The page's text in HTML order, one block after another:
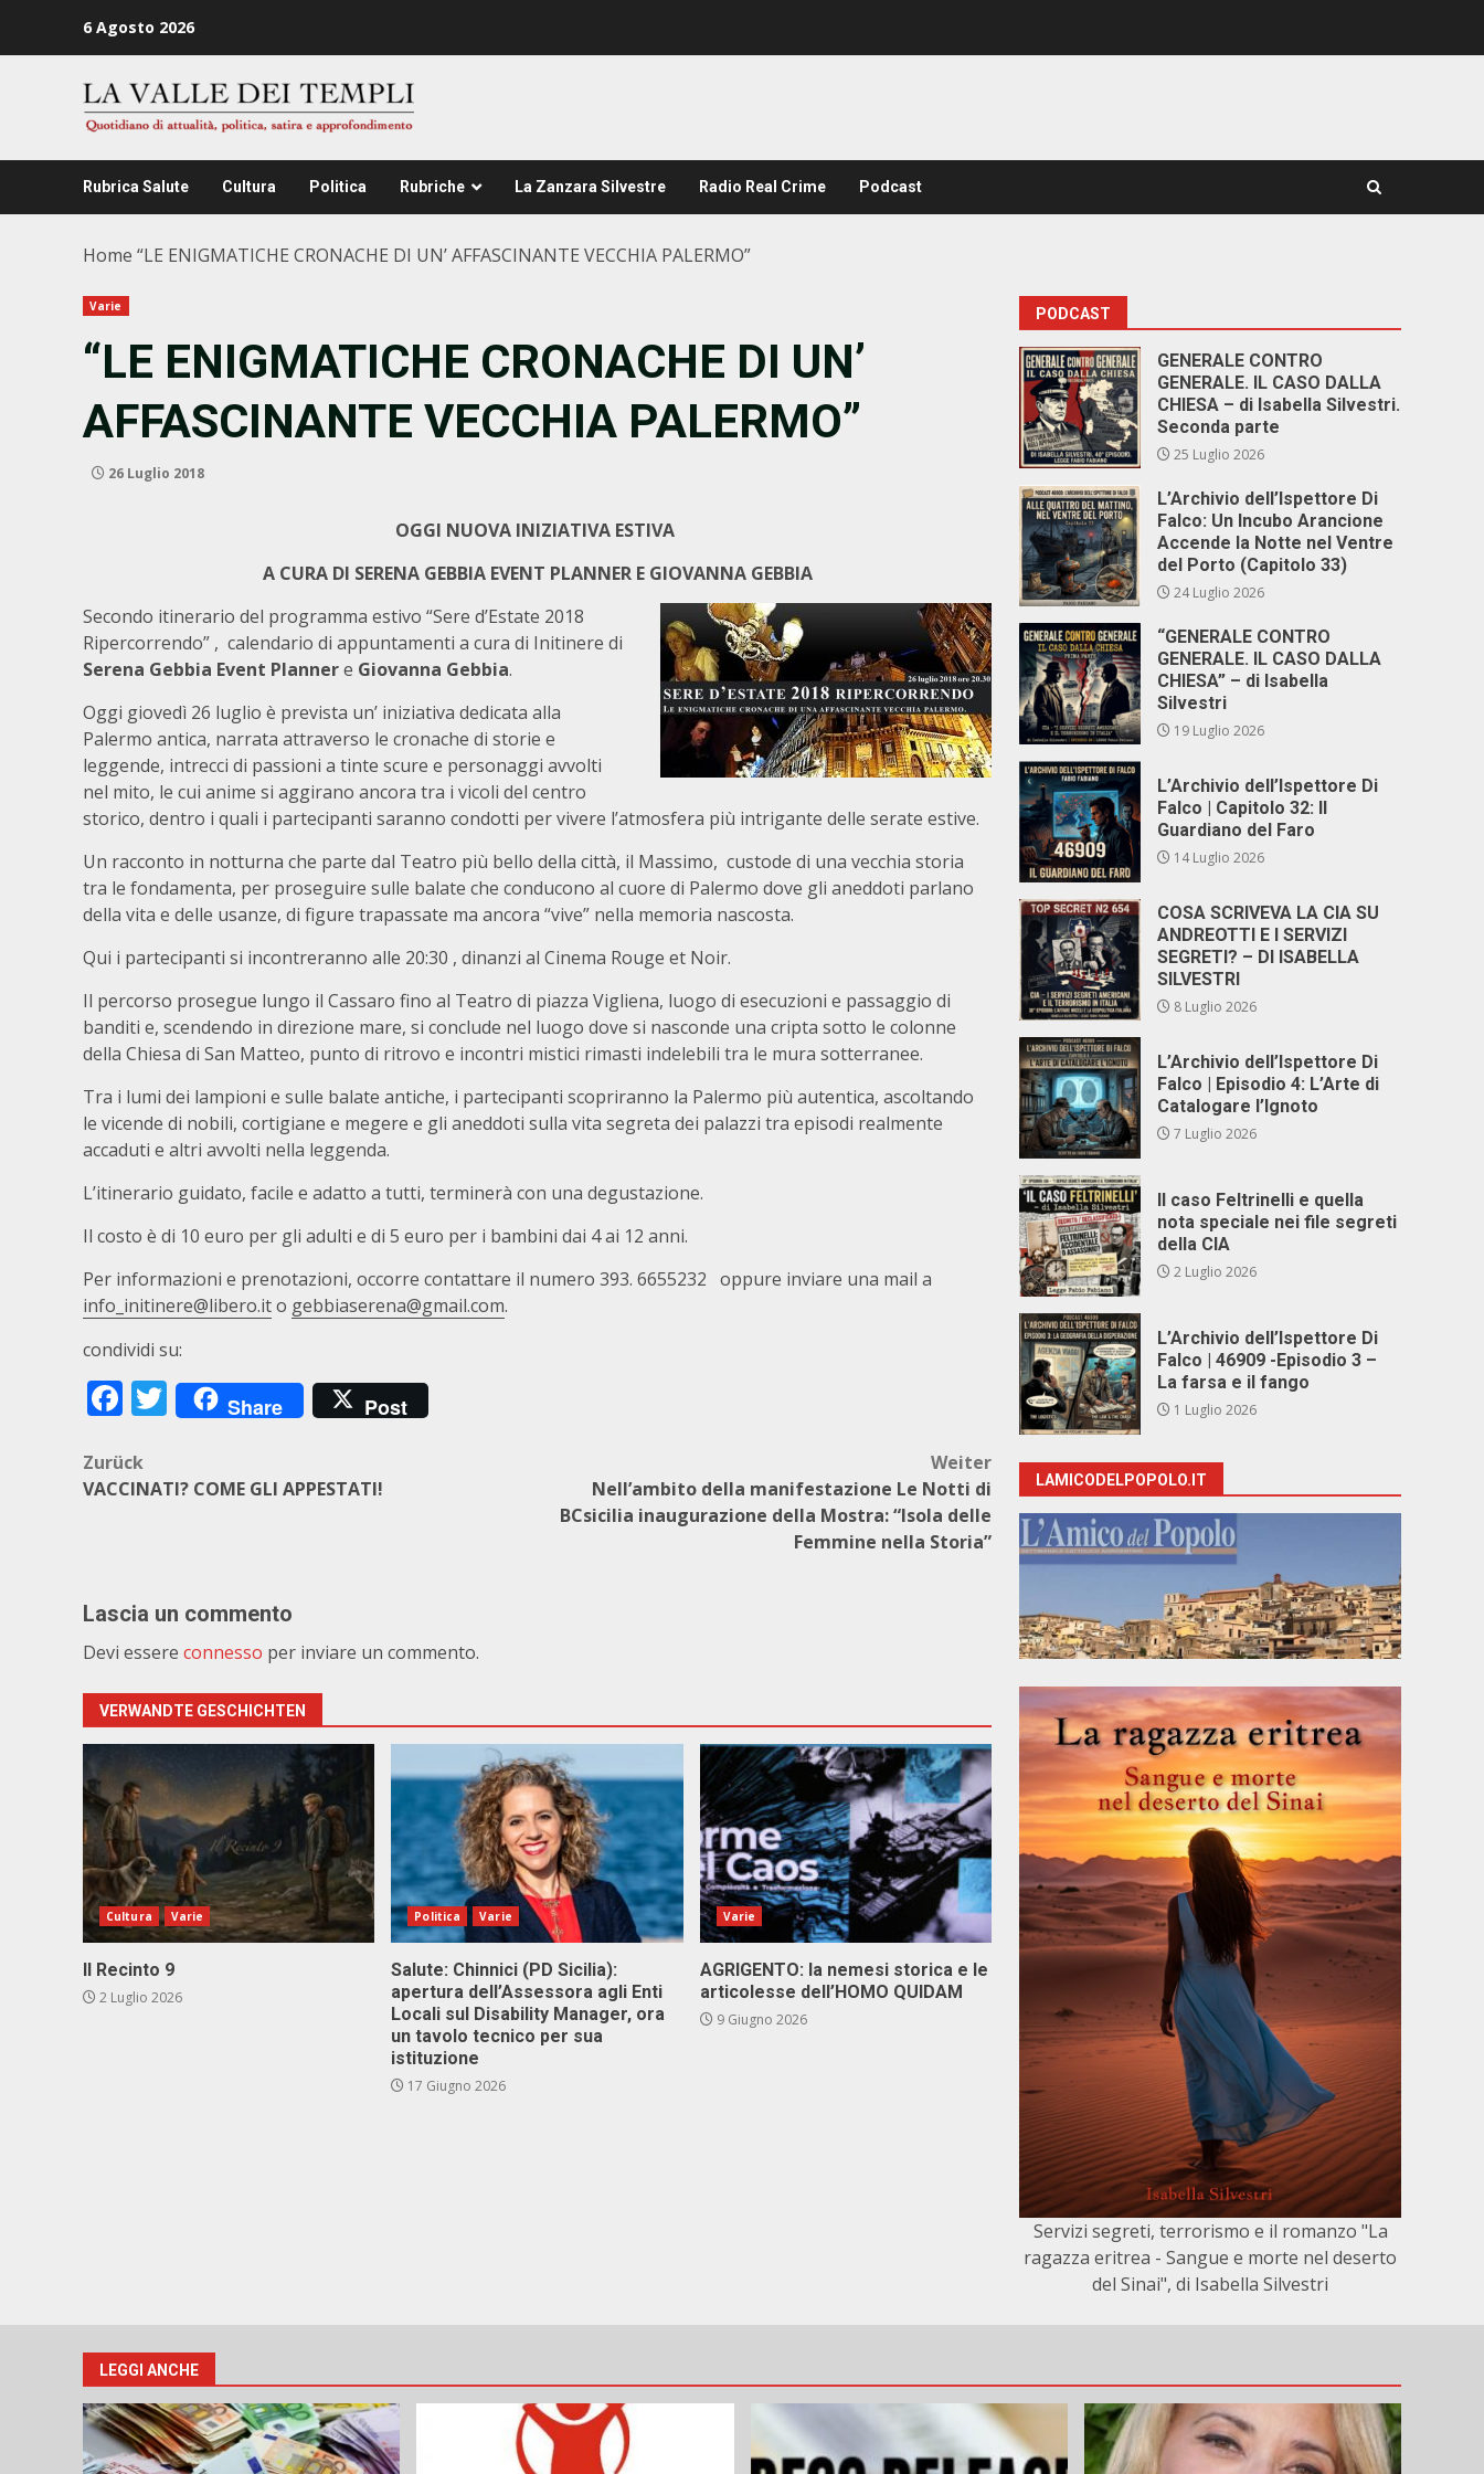
6 Agosto 2026
Rubrica Salute Cultura Politica Rubriche La Zanzara Silvestre Radio Real Crime Podcast
Home “LE ENIGMATICHE CRONACHE DI UN’ AFFASCINANTE VECCHIA PALERMO”
Varie
“LE ENIGMATICHE CRONACHE DI UN’
AFFASCINANTE VECCHIA PALERMO”
26 Luglio 2018
OGGI NUOVA INIZIATIVA ESTIVA
A CURA DI SERENA GEBBIA EVENT PLANNER E GIOVANNA GEBBIA
Secondo itinerario del programma estivo “Sere d’Estate 2018
Ripercorrendo” , calendario di appuntamenti a cura di Initinere di
Serena Gebbia Event Plannere Giovanna Gebbia.
Oggi giovedì 26 luglio è prevista un’ iniziativa dedicata alla
Palermo antica, narrata attraverso le cronache di storie e
leggende, intrecci di passioni a tinte scure e personaggi avvolti
nel mito, le cui anime si aggirano ancora tra i vicoli del centro
storico, dentro i quali i partecipanti saranno condotti per vivere l’atmosfera più intrigante delle serate estive.
Un racconto in notturna che parte dal Teatro più bello della città, il Massimo, custode di una vecchia storia
tra le fondamenta, per proseguire sulle balate che conducono al cuore di Palermo dove gli aneddoti parlano
della vita e delle usanze, di figure trapassate ma ancora “vive” nella memoria nascosta.
Qui i partecipanti si incontreranno alle 20:30 , dinanzi al Cinema Rouge et Noir.
Il percorso prosegue lungo il Cassaro fino al Teatro di piazza Vigliena, luogo di esecuzioni e passaggio di
banditi e, scendendo in direzione mare, si conclude nel luogo dove si nasconde una cripta sotto le colonne
della Chiesa di San Matteo, punto di ritrovo e incontri mistici rimasti indelebili tra le mura sotterranee.
Tra i lumi dei lampioni e sulle balate antiche, i partecipanti scopriranno la Palermo più autentica, ascoltando
le vicende di nobili, cortigiane e megere e gli aneddoti sulla vita segreta dei palazzi tra episodi realmente
accaduti e altri avvolti nella leggenda.
L’itinerario guidato, facile e adatto a tutti, terminerà con una degustazione.
Il costo è di 10 euro per gli adulti e di 5 euro per i bambini dai 4 ai 12 anni.
Per informazioni e prenotazioni, occorre contattare il numero 393. 6655232 oppure inviare una mail a
info_initinere@libero.ito gebbiaserena@gmail.com.
condividi su:
Facebook
Twitter
Share Post
Beitragsnavigation
Zurück
VACCINATI? COME GLI APPESTATI!
Weiter
Nell’ambito della manifestazione Le Notti di
BCsicilia inaugurazione della Mostra: “Isola delle
Femmine nella Storia”
Lascia un commento
Devi essere connesso per inviare un commento.
VERWANDTE GESCHICHTEN
Cultura Varie
Il Recinto 9
2 Luglio 2026
Politica Varie
Salute: Chinnici (PD Sicilia):
apertura dell’Assessora agli Enti
Locali sul Disability Manager, ora
un tavolo tecnico per sua
istituzione
17 Giugno 2026
Varie
AGRIGENTO: la nemesi storica e le
articolesse dell’HOMO QUIDAM
9 Giugno 2026
PODCAST
GENERALE CONTRO
GENERALE. IL CASO DALLA
CHIESA – di Isabella Silvestri.
Seconda parte
25 Luglio 2026
L’Archivio dell’Ispettore Di
Falco: Un Incubo Arancione
Accende la Notte nel Ventre
del Porto (Capitolo 33)
24 Luglio 2026
“GENERALE CONTRO
GENERALE. IL CASO DALLA
CHIESA” – di Isabella
Silvestri
19 Luglio 2026
L’Archivio dell’Ispettore Di
Falco | Capitolo 32: Il
Guardiano del Faro
14 Luglio 2026
COSA SCRIVEVA LA CIA SU
ANDREOTTI E I SERVIZI
SEGRETI? – DI ISABELLA
SILVESTRI
8 Luglio 2026
L’Archivio dell’Ispettore Di
Falco | Episodio 4: L’Arte di
Catalogare l’Ignoto
7 Luglio 2026
Il caso Feltrinelli e quella
nota speciale nei file segreti
della CIA
2 Luglio 2026
L’Archivio dell’Ispettore Di
Falco | 46909 -Episodio 3 –
La farsa e il fango
1 Luglio 2026
LAMICODELPOPOLO.IT
Servizi segreti, terrorismo e il romanzo "La
ragazza eritrea - Sangue e morte nel deserto
del Sinai", di Isabella Silvestri
LEGGI ANCHE